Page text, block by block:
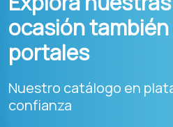
ocasión
portales
Nuestro catálogo en
confianza